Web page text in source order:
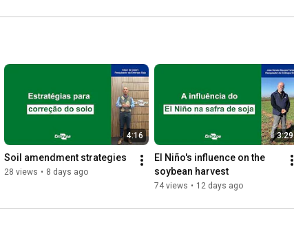
4:16
Soil amendment strategies
28 views • 8 days ago
3:29
El Niño's influence on the
soybean harvest
74 views • 12 days ago